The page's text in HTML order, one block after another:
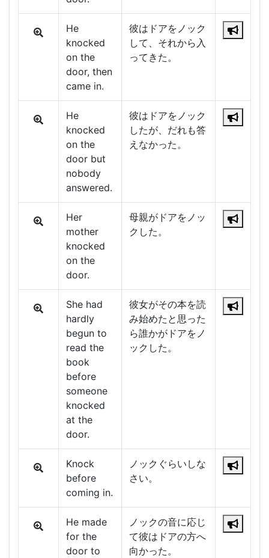
He
knocked
on the
door, then
came in.
彼はドアをノック
して、それから入
ってきた。
He
knocked
on the
door but
nobody
answered.
彼はドアをノック
したが、だれも答
えなかった。
Her
mother
knocked
on the
door.
母親がドアをノッ
クした。
She had
hardly
begun to
read the
book
before
someone
knocked
at the
door.
彼女がその本を読
み始めたと思った
ら誰かがドアをノ
ックした。
Knock
before
coming in.
ノックぐらいしな
さい。
He made
for the
door to
ノックの音に応じ
て彼はドアの方へ
向かった。